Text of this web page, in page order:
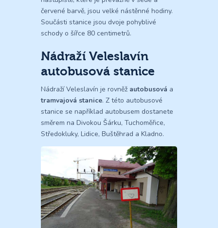
červené barvě, jsou velké nástěnné hodiny.
Součásti stanice jsou dvoje pohyblivé
schody o šířce 80 centimetrů.
Nádraží Veleslavín
autobusová stanice
Nádraží Veleslavín je rovněž autobusová a
tramvajová stanice. Z této autobusové
stanice se například autobusem dostanete
směrem na Divokou Šárku, Tuchoměřice,
Středokluky, Lidice, Buštěhrad a Kladno.